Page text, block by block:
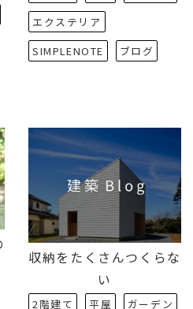
エクステリア
SIMPLENOTE
ブログ
収納をたくさんつくらな
い
2階建て 平屋
ガーデン